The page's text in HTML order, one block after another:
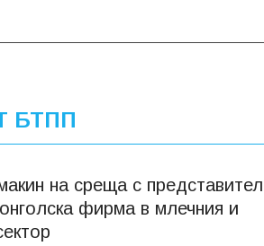
БТПП
на среща с
фирма в млечния и